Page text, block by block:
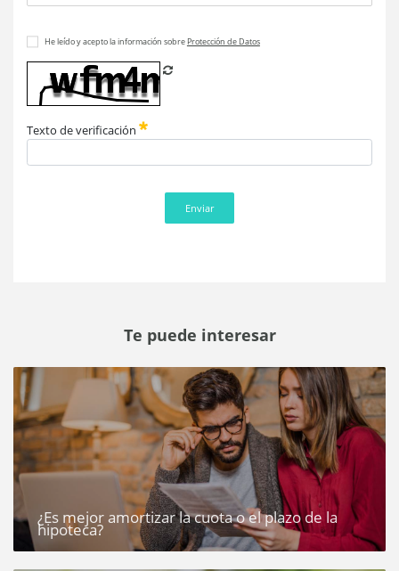
He leído y acepto la información sobre Protección de Datos
Texto de verificación
Enviar
Te puede interesar
¿Es mejor amortizar la cuota o el plazo de la
hipoteca?